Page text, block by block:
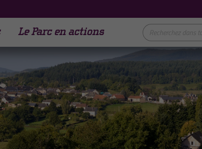
Le Parc en actions